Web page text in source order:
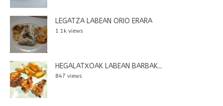
LEGATZA LABEAN ORIO ERARA
1.1k views
HEGALATXOAK LABEAN BARBAK...
847 views